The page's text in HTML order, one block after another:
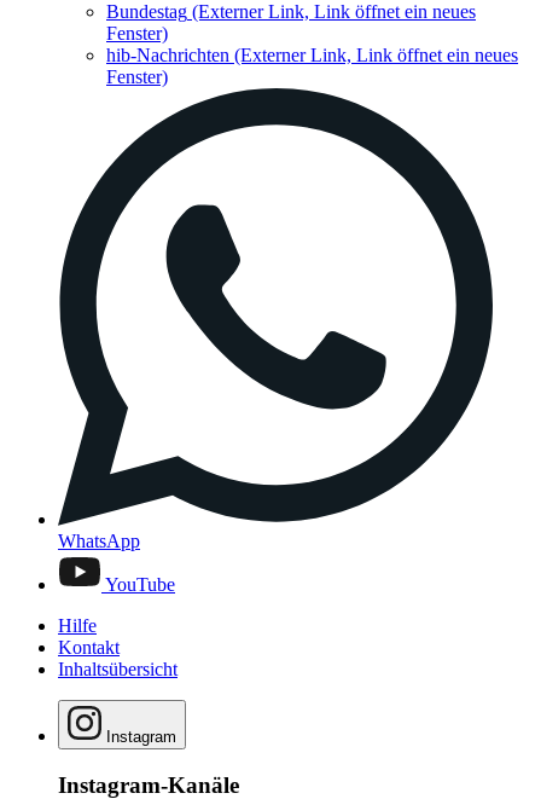
Bundestag (Externer Link, Link öffnet ein neues
Fenster)
hib-Nachrichten (Externer Link, Link öffnet ein neues
Fenster)
WhatsApp
YouTube
Hilfe
Kontakt
Inhaltsübersicht
Instagram
Instagram-Kanäle